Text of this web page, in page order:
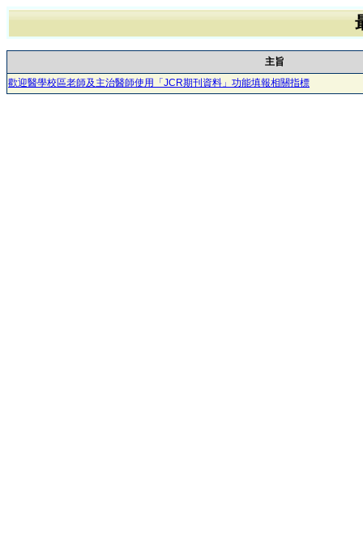
主旨
歡迎醫學校區老師及主治醫師使用「JCR期刊資料」功能填報相關指標